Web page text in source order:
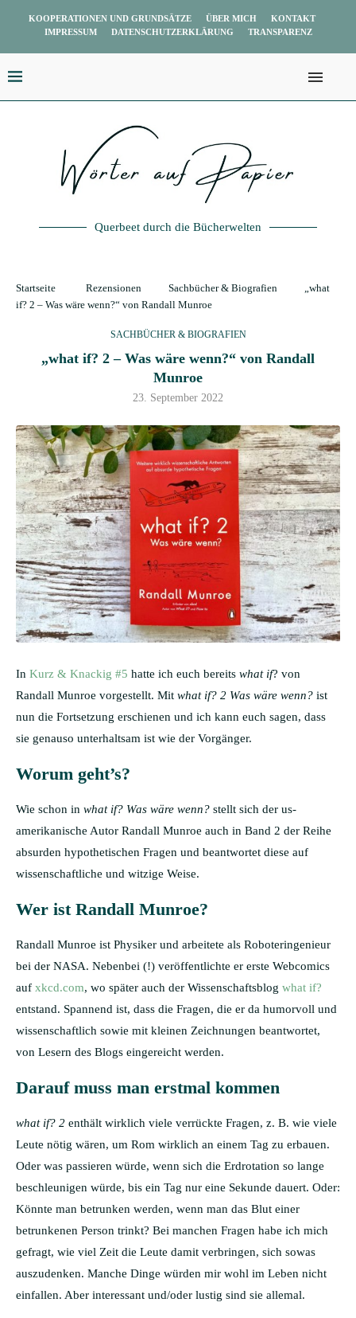
KOOPERATIONEN UND GRUNDSÄTZE ÜBER MICH
KONTAKT
IMPRESSUM
DATENSCHUTZERKLÄRUNG TRANSPARENZ
Querbeet durch die Bücherwelten
Startseite Rezensionen Sachbücher & Biografien
„what
if? 2 – Was wäre wenn?“ von Randall Munroe
SACHBÜCHER & BIOGRAFIEN
„what if? 2 – Was wäre wenn?“ von Randall
Munroe
23. September 2022
In Kurz & Knackig #5 hatte ich euch bereits what if? von
Randall Munroe vorgestellt. Mit what if? 2 Was wäre wenn? ist
nun die Fortsetzung erschienen und ich kann euch sagen, dass
sie genauso unterhaltsam ist wie der Vorgänger.
Worum geht’s?
Wie schon in what if? Was wäre wenn? stellt sich der us-
amerikanische Autor Randall Munroe auch in Band 2 der Reihe
absurden hypothetischen Fragen und beantwortet diese auf
wissenschaftliche und witzige Weise.
Wer ist Randall Munroe?
Randall Munroe ist Physiker und arbeitete als Roboteringenieur
bei der NASA. Nebenbei (!) veröffentlichte er erste Webcomics
auf xkcd.com, wo später auch der Wissenschaftsblog what if?
entstand. Spannend ist, dass die Fragen, die er da humorvoll und
wissenschaftlich sowie mit kleinen Zeichnungen beantwortet,
von Lesern des Blogs eingereicht werden.
Darauf muss man erstmal kommen
what if? 2 enthält wirklich viele verrückte Fragen, z. B. wie viele
Leute nötig wären, um Rom wirklich an einem Tag zu erbauen.
Oder was passieren würde, wenn sich die Erdrotation so lange
beschleunigen würde, bis ein Tag nur eine Sekunde dauert. Oder:
Könnte man betrunken werden, wenn man das Blut einer
betrunkenen Person trinkt? Bei manchen Fragen habe ich mich
gefragt, wie viel Zeit die Leute damit verbringen, sich sowas
auszudenken. Manche Dinge würden mir wohl im Leben nicht
einfallen. Aber interessant und/oder lustig sind sie allemal.